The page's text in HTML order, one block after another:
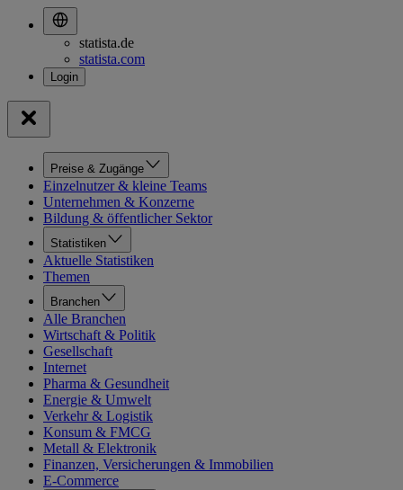
statista.de
statista.com
Preise & Zugänge
Einzelnutzer & kleine Teams
Unternehmen & Konzerne
Bildung & öffentlicher Sektor
Statistiken
Aktuelle Statistiken
Themen
Branchen
Alle Branchen
Wirtschaft & Politik
Gesellschaft
Internet
Pharma & Gesundheit
Energie & Umwelt
Verkehr & Logistik
Konsum & FMCG
Metall & Elektronik
Finanzen, Versicherungen & Immobilien
E-Commerce